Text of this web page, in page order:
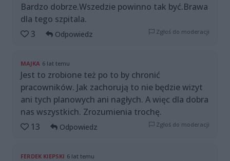
Bardzo dobrze.Wszedzie powinno tak być.Brawa
dla tego szpitala.
3
Odpowiedz Zgłoś do moderacji
MAJKA 6 lat temu
Jest to zrobione też po to by chronić
pracowników. Jak zachorują to nie będzie wizyt
ani tych planowych ani nagłych. A więc dla dobra
nas wszystkich. Zrozumienia trochę.
13
Odpowiedz Zgłoś do moderacji
FERDEK KIEPSKI 6 lat temu